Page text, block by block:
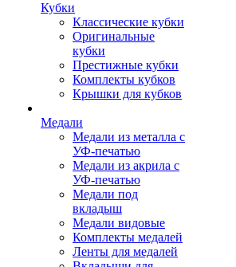
Кубки
Классические кубки
Оригинальные
кубки
Престижные кубки
Комплекты кубков
Крышки для кубков
Медали
Медали из металла с
УФ-печатью
Медали из акрила с
УФ-печатью
Медали под
вкладыш
Медали видовые
Комплекты медалей
Ленты для медалей